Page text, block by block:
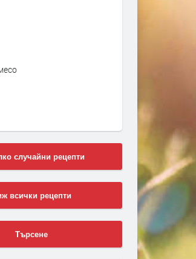
случайни рецепти
всички рецепти
Търсене